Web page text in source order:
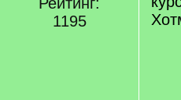
1195